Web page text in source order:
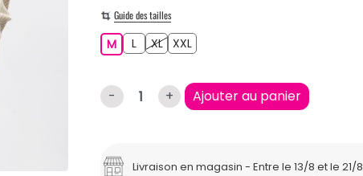
Guide des tailles
MM LL XLXLXXLXXL
- + Ajouter au panier
Livraison en magasin Entre le 13/8 et le 21/8